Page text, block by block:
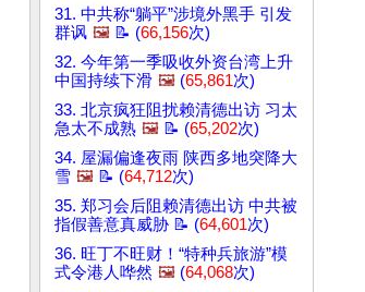
31. 中共称“躺平”涉境外黑手 引发
群讽 🖼️ 📝 (66,156次)
32. 今年第一季吸收外资台湾上升
中国持续下滑 🖼️ (65,861次)
33. 北京疯狂阻扰赖清德出访 习太
急太不成熟 🖼️ 📝 (65,202次)
34. 屋漏偏逢夜雨 陕西多地突降大
雪 🖼️ 📝 (64,712次)
35. 郑习会后阻赖清德出访 中共被
指假善意真威胁 📝 (64,601次)
36. 旺丁不旺财！“特种兵旅游”模
式令港人哗然 🖼️ (64,068次)